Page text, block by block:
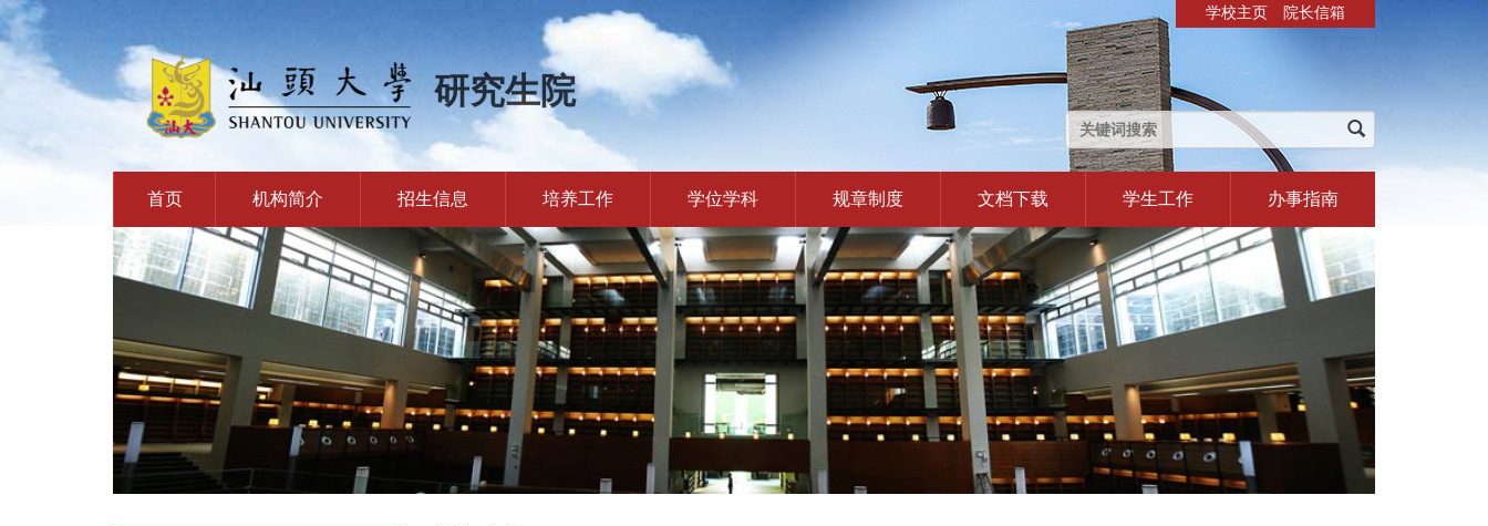
学校主页 院长信箱
研究生院
首页 机构简介 招生信息 培养工作 学位学科 规章制度 文档下载 学生工作 办事指南